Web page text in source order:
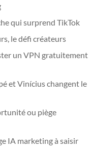
qui surprend TikTok
le défi créateurs
un VPN gratuitement
et Vinícius changent le
ou piège
IA marketing à saisir